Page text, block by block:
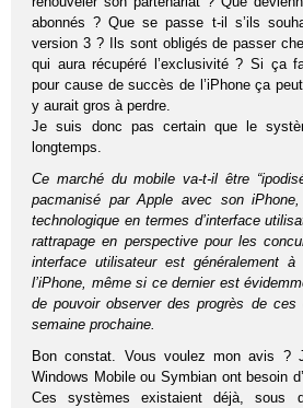
abonnés ? Que se passe t-il s’ils
version 3 ? Ils sont obligés de passer
qui aura récupéré l’exclusivité ? Si ça
pour cause de succès de l’iPhone ça
y aurait gros à perdre.
Je suis donc pas certain que le
longtemps.
Ce marché du mobile va-t-il être
pacmanisé par Apple avec son
technologique en termes d’interface
rattrapage en perspective pour les
interface utilisateur est généralement
l’iPhone, même si ce dernier est
de pouvoir observer des progrès de
semaine prochaine.
Bon constat. Vous voulez mon avis ?
Windows Mobile ou Symbian ont besoin
Ces systèmes existaient déjà, sous